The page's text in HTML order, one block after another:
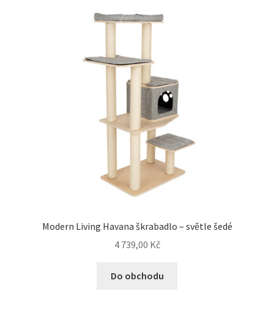
Modern Living Havana škrabadlo – světle šedé
4 739,00 Kč
Do obchodu